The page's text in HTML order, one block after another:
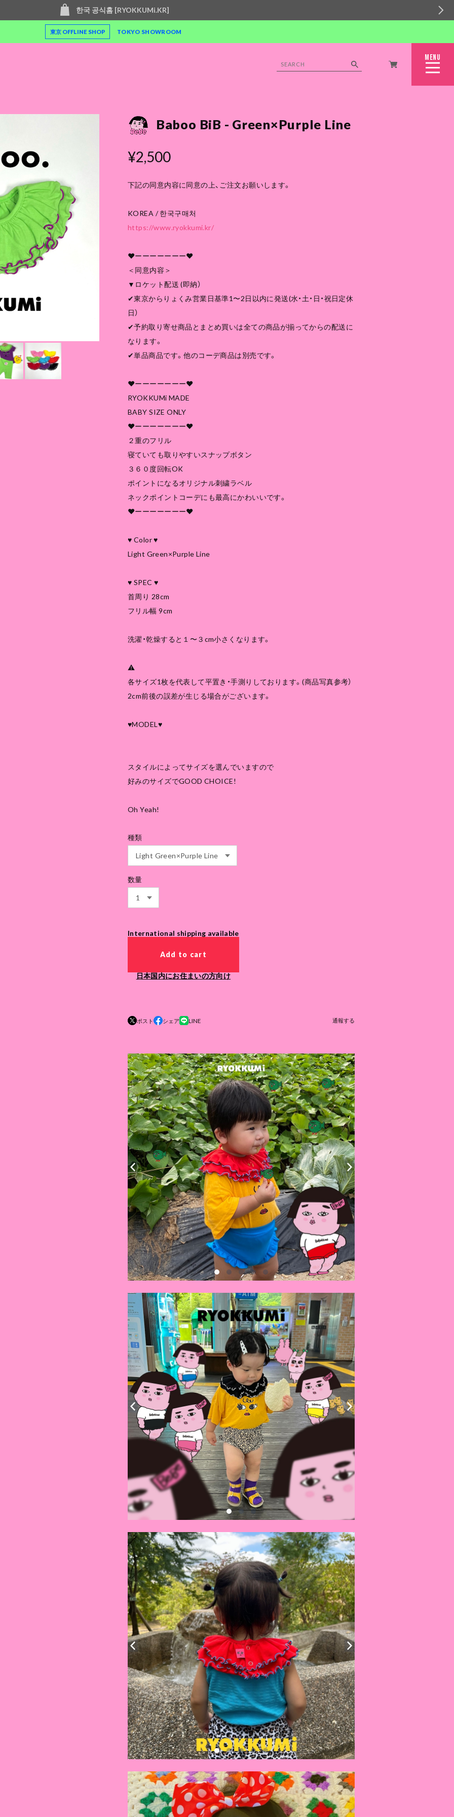
한국 공식홈 [RYOKKUMi.KR]
東京 OFFLINE SHOP TOKYO SHOWROOM
MENU
CLOSE
Baboo BiB - Green×Purple Line
¥2,500
下記の同意内容に同意の上、ご注文お願いします。
KOREA / 한국구매처
https://www.ryokkumi.kr/
❤︎ーーーーーーー❤︎
＜同意内容＞
▼ロケット配送 (即納）
✔︎東京からりょくみ営業日基準1〜2日以内に発送(水・土・日・祝日定休
日）
✔︎予約取り寄せ商品とまとめ買いは全ての商品が揃ってからの配送に
なります。
✔︎単品商品です。他のコーデ商品は別売です。
❤︎ーーーーーーー❤︎
RYOKKUMi MADE
BABY SIZE ONLY
❤︎ーーーーーーー❤︎
２重のフリル
寝ていても取りやすいスナップボタン
３６０度回転OK
ポイントになるオリジナル刺繍ラベル
ネックポイントコーデにも最高にかわいいです。
❤︎ーーーーーーー❤︎
♥ Color ♥
Light Green×Purple Line
♥ SPEC ♥
首周り 28cm
フリル幅 9cm
洗濯・乾燥すると１〜３cm小さくなります。
⚠
各サイズ1枚を代表して平置き・手測りしております。(商品写真参考）
2cm前後の誤差が生じる場合がございます。
♥MODEL♥
スタイルによってサイズを選んでいますので
好みのサイズでGOOD CHOICE!
Oh Yeah!
種類
数量
International shipping available
Add to cart
日本国内にお住まいの方向け
ポスト シェア LINE 通報する